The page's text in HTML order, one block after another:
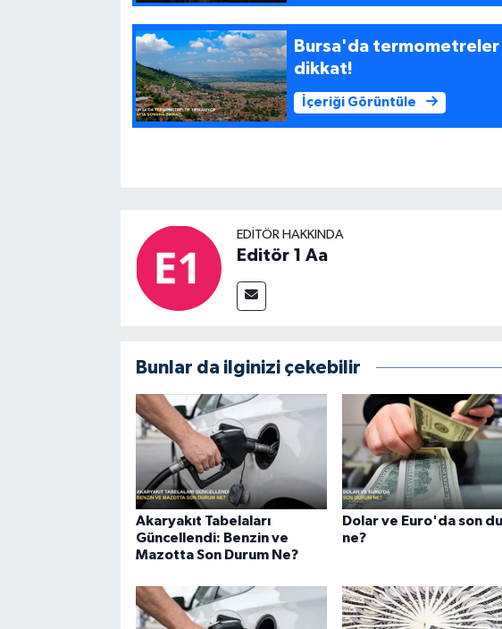
Bursa'da termometreler
dikkat!
İçeriği Görüntüle
EDITÖR HAKKINDA
Editör 1 Aa
Bunlar da ilginizi çekebilir
Akaryakıt Tabelaları
Güncellendi: Benzin ve
Mazotta Son Durum Ne?
Dolar ve Euro'da son
ne?